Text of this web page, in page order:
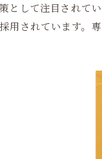
として注目されて
用されています。